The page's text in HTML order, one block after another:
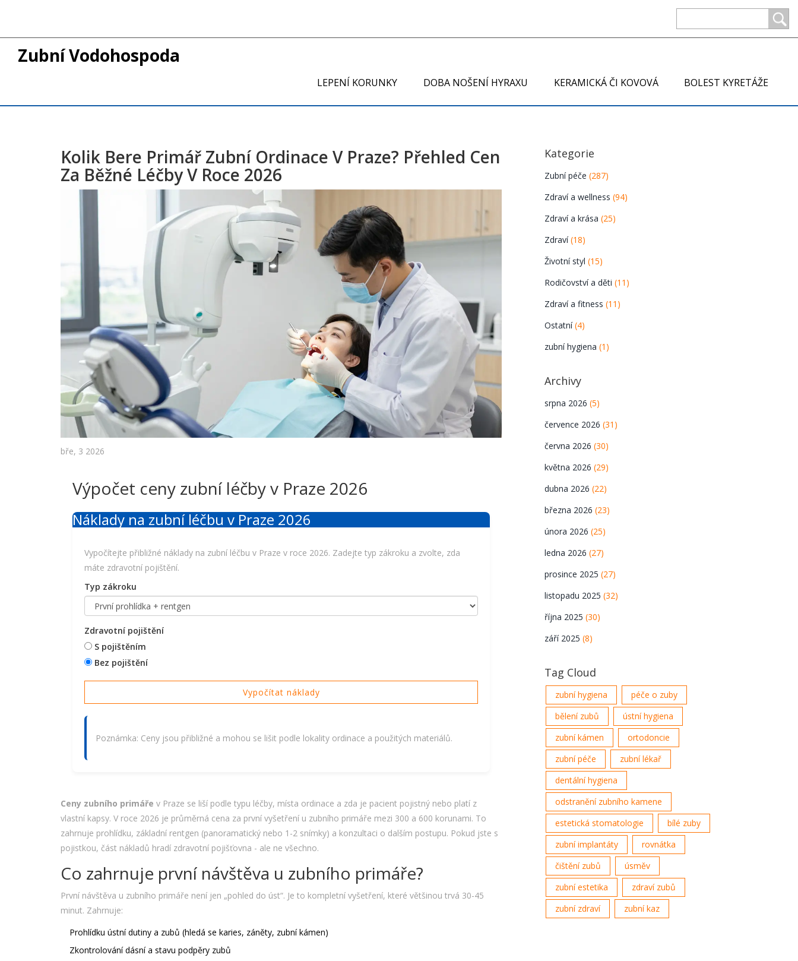
Zubní Vodohospoda
LEPENÍ KORUNKY DOBA NOŠENÍ HYRAXU KERAMICKÁ ČI KOVOVÁ BOLEST KYRETÁŽE
Kolik Bere Primář Zubní Ordinace V Praze? Přehled Cen
Za Běžné Léčby V Roce 2026
bře, 3 2026
Výpočet ceny zubní léčby v Praze 2026
Náklady na zubní léčbu v Praze 2026
Vypočítejte přibližné náklady na zubní léčbu v Praze v roce 2026. Zadejte typ zákroku a zvolte, zda
máte zdravotní pojištění.
Typ zákroku
Zdravotní pojištění
S pojištěním
Bez pojištění
Vypočítat náklady
Poznámka: Ceny jsou přibližné a mohou se lišit podle lokality ordinace a použitých materiálů.
Ceny zubního primáře v Praze se liší podle typu léčby, místa ordinace a zda je pacient pojistný nebo platí z
vlastní kapsy. V roce 2026 je průměrná cena za první vyšetření u zubního primáře mezi 300 a 600 korunami. To
zahrnuje prohlídku, základní rentgen (panoramatický nebo 1-2 snímky) a konzultaci o dalším postupu. Pokud jste s
pojistkou, část nákladů hradí zdravotní pojišťovna - ale ne všechno.
Co zahrnuje první návštěva u zubního primáře?
První návštěva u zubního primáře není jen „pohled do úst“. Je to kompletní vyšetření, které většinou trvá 30-45
minut. Zahrnuje:
Prohlídku ústní dutiny a zubů (hledá se karies, záněty, zubní kámen)
Zkontrolování dásní a stavu podpěry zubů
Kategorie
Zubní péče(287)
Zdraví a wellness(94)
Zdraví a krása(25)
Zdraví(18)
Životní styl(15)
Rodičovství a děti(11)
Zdraví a fitness(11)
Ostatní(4)
zubní hygiena(1)
Archivy
srpna 2026(5)
července 2026(31)
června 2026(30)
května 2026(29)
dubna 2026(22)
března 2026(23)
února 2026(25)
ledna 2026(27)
prosince 2025(27)
listopadu 2025(32)
října 2025(30)
září 2025(8)
Tag Cloud
zubní hygiena
péče o zuby
bělení zubů
ústní hygiena
zubní kámen
ortodoncie
zubní péče
zubní lékař
dentální hygiena
odstranění zubního kamene
estetická stomatologie
bílé zuby
zubní implantáty
rovnátka
čištění zubů
úsměv
zubní estetika
zdraví zubů
zubní zdraví
zubní kaz